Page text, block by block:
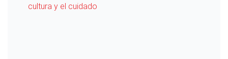
cultura y el cuidado